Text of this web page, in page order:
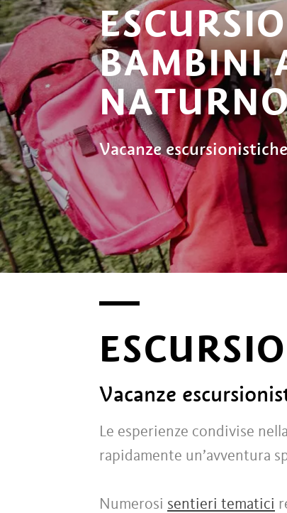
BAMBINI
Vacanze
Vacanze
Le esperienze condivise
rapidamente un’avventura
Numerosi sentieri tematici